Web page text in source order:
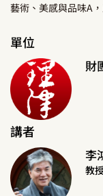
藝術、美感與品味A
單位
財
講者
李
教